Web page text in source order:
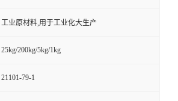
工业原材料,用于工业化大生产
25kg/200kg/5kg/1kg
21101-79-1